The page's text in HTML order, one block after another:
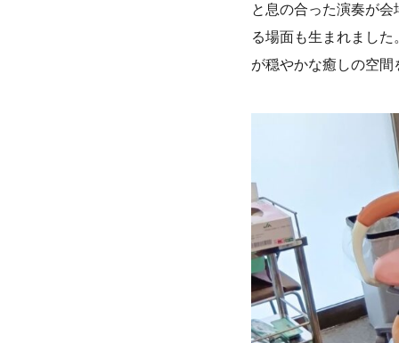
と息の合った演奏が
る場面も生まれまし
が穏やかな癒しの空間